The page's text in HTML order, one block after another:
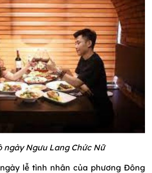
ngày Ngưu Lang Chức Nữ
lễ tình nhân của phương Đông